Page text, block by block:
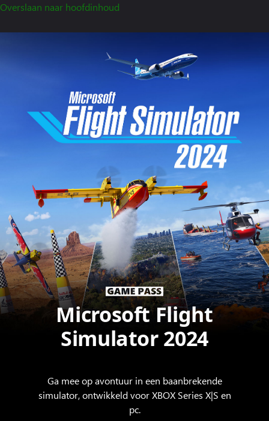
Overslaan naar hoofdinhoud
Microsoft Flight
Simulator 2024
Ga mee op avontuur in een baanbrekende
simulator, ontwikkeld voor XBOX Series X|S en
pc.